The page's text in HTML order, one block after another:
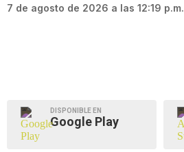
7 de agosto de 2026 a las 12:19 p.m.
DISPONIBLE EN
Google Play